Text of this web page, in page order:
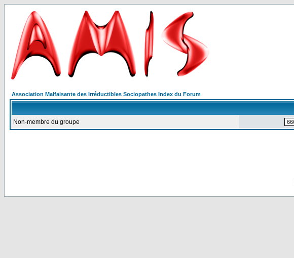
Association Malfaisante des Irréductibles Sociopathes Index du Forum
Non-membre du groupe